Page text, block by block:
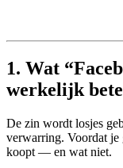
1. Wat
werkelijk
De zin wordt losjes
verwarring. Voordat je
koopt — en wat niet.